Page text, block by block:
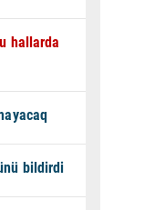
hallarda
bildirdi